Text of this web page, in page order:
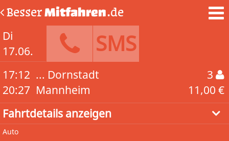
BesserMitfahren.de
Di
17.06.
SMS
17:12
20:27
... Dornstadt
Mannheim
3
11,00 €
Fahrtdetails anzeigen
Auto